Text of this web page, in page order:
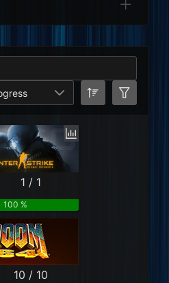
Year Last Month Per
1 / 1
100 %
10 / 10